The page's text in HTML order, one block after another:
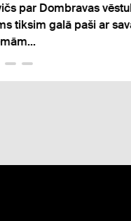
Spānijai: